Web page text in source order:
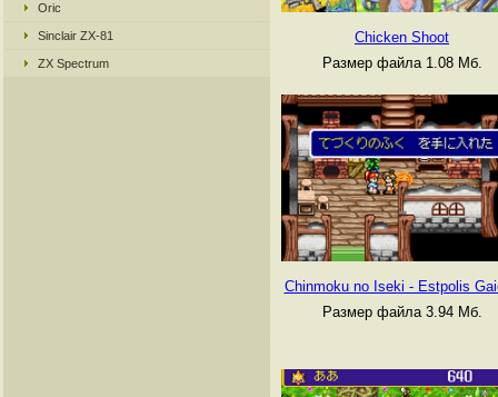
Oric
Sinclair ZX-81
ZX Spectrum
Chicken Shoot
Размер файла 1.08 Мб.
Chinmoku no Iseki - Estpolis
Размер файла 3.94 Мб.